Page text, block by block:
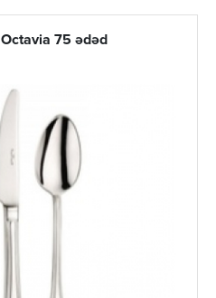
75 ədəd